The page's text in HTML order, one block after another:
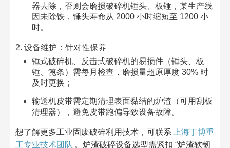
器去除，否则会磨损破碎机锤头、板锤，某生产线
因未除铁，锤头寿命从 2000 小时缩短至 1200 小
时。​
2. 设备维护：针对性保养​
锤式破碎机、反击式破碎机的易损件（锤头、板
锤、篦条）需每月检查，磨损量超原厚度 30% 时
及时更换；​
输送机皮带需定期清理表面黏结的炉渣（可用刮板
清理器），避免皮带跑偏导致设备故障。​
想了解更多工业固废破碎利用技术，可联系
上海丁博重
工专业技术团队 。炉渣破碎设备选型需紧扣 “炉渣软韧